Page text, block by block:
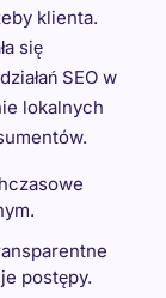
klienta.
się
SEO w
lokalnych
postępy.